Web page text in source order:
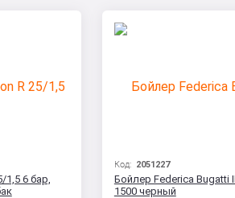
1,5 6 бар,
Код: 2051227
Бойлер Federica Bugatti
1500 черный